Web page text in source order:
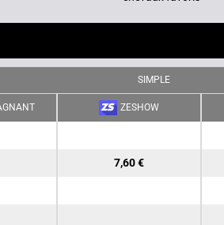
SIMPLE
ZESHOW
7,60 €